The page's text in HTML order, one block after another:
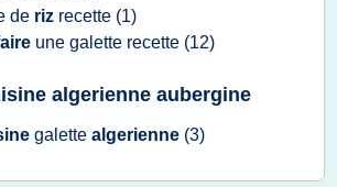
de riz recette (1)
une galette recette (12)
algerienne aubergine
galette algerienne (3)